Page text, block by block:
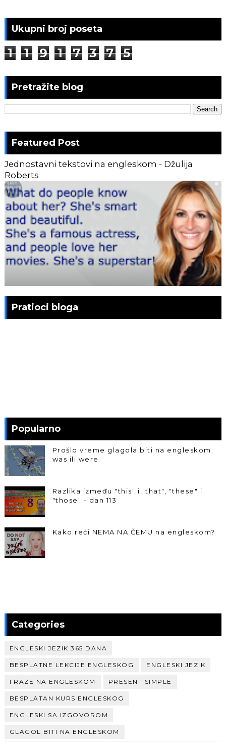
Ukupni broj poseta
1 1 9 1 7 3 7 5
Pretražite blog
Featured Post
Jednostavni tekstovi na engleskom - Džulija
Roberts
Pratioci bloga
Popularno
Prošlo vreme glagola biti na engleskom:
was ili were
Razlika između "this" i "that", "these" i
"those" - dan 113
Kako reći NEMA NA ČEMU na engleskom?
Categories
ENGLESKI JEZIK 365 DANA
BESPLATNE LEKCIJE ENGLESKOG ENGLESKI JEZIK
FRAZE NA ENGLESKOM PRESENT SIMPLE
BESPLATAN KURS ENGLESKOG
ENGLESKI SA IZGOVOROM
GLAGOL BITI NA ENGLESKOM